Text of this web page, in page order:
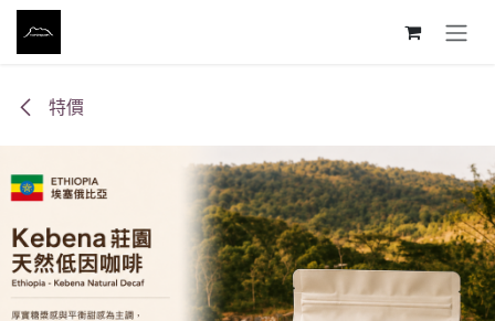
跳至內容
特價